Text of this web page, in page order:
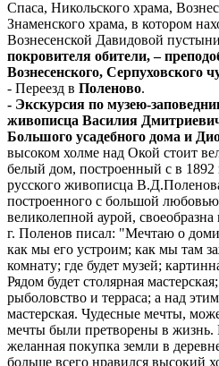
Спаса, Никольского храма,
Знаменского храма, в котором
Вознесенской Давидовой
покровителя обители, –
Вознесенского, Серпуховского
- Переезд в Поленово.
- Экскурсия по музею-
живописца Василия
Большого усадебного дома и
высоком холме над Окой стоит
белый дом, построенный с в 1892
русского живописца
построенного с большой
великолепной аурой,
г. Поленов писал: "Мечтаю о
как мы его устроим; как мы там
комнату; где будет музей;
Рядом будет столярная
рыболовство и терраса; а над
мастерская. Чудесные мечты,
мечты были претворены в жизнь.
желанная покупка земли в
больше всего нравился высокий